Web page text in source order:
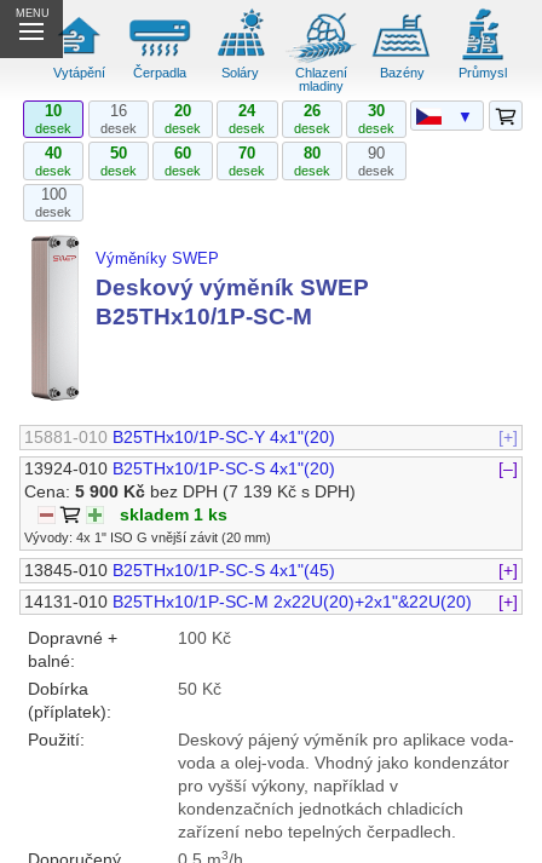
MENU
Vytápění Čerpadla Soláry
Chlazení
mladiny
Bazény Průmysl
10
desek
16
desek
20
desek
24
desek
26
desek
30
desek
40
desek
50
desek
60
desek
70
desek
80
desek
90
desek
100
desek
Výměníky SWEP
Deskový výměník SWEP
B25THx10/1P-SC-M
15881-010 B25THx10/1P-SC-Y 4x1"(20)
[+]
13924-010 B25THx10/1P-SC-S 4x1"(20)
[–]
Cena:5 900 Kč bez DPH (7 139 Kč s DPH)
skladem 1 ks
Vývody: 4x 1" ISO G vnější závit (20 mm)
13845-010 B25THx10/1P-SC-S 4x1"(45)
[+]
14131-010 B25THx10/1P-SC-M 2x22U(20)+2x1"&22U(20)
[+]
Dopravné +
balné:
100 Kč
Dobírka
(příplatek):
50 Kč
Použití:
Deskový pájený výměník pro aplikace voda-
voda a olej-voda. Vhodný jako kondenzátor
pro vyšší výkony, například v
kondenzačních jednotkách chladicích
zařízení nebo tepelných čerpadlech.
3
▼